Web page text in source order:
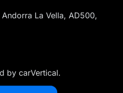
La Vella, AD500,
by carVertical.